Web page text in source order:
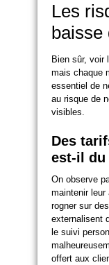
Les
baisse
Bien sûr, voir
mais chaque
essentiel de
au risque de
visibles.
Des
est-il du
On observe
maintenir
rogner sur
externalisent
le suivi
offert aux